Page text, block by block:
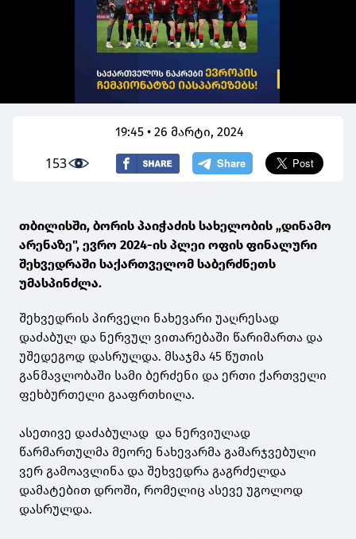
19:45 • 26 მარტი, 2024
153
თბილისში, ბორის პაიჭაძის სახელობის „დინამო
არენაზე", ევრო 2024-ის პლეი ოფის ფინალური
შეხვედრაში საქართველომ საბერძნეთს
უმასპინძლა.
შეხვედრის პირველი ნახევარი უაღრესად
დაძაბულ და ნერვულ ვითარებაში წარიმართა და
უშედეგოდ დასრულდა. მსაჯმა 45 წუთის
განმავლობაში სამი ბერძენი და ერთი ქართველი
ფეხბურთელი გააფრთხილა.
ასეთივე დაძაბულად და ნერვიულად
წარმართულმა მეორე ნახევარმა გამარჯვებული
ვერ გამოავლინა და შეხვედრა გაგრძელდა
დამატებით დროში, რომელიც ასევე უგოლოდ
დასრულდა.